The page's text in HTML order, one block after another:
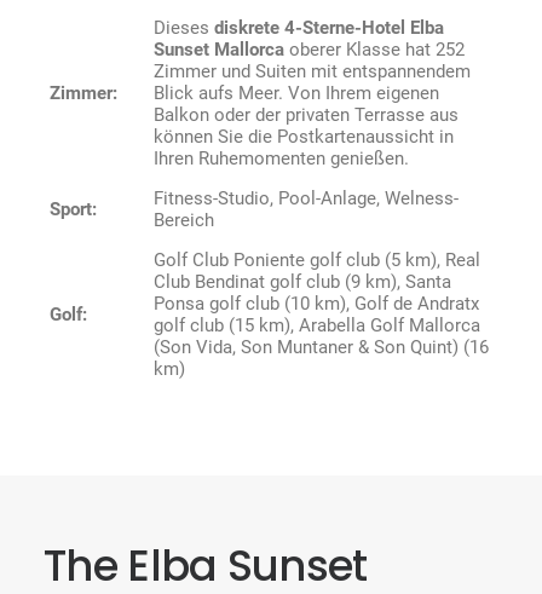
Zimmer:
Dieses diskrete 4-Sterne-Hotel Elba
Sunset Mallorca oberer Klasse hat 252
Zimmer und Suiten mit entspannendem
Blick aufs Meer. Von Ihrem eigenen
Balkon oder der privaten Terrasse aus
können Sie die Postkartenaussicht in
Ihren Ruhemomenten genießen.
Sport:
Fitness-Studio, Pool-Anlage, Welness-
Bereich
Golf:
Golf Club Poniente golf club (5 km), Real
Club Bendinat golf club (9 km), Santa
Ponsa golf club (10 km), Golf de Andratx
golf club (15 km), Arabella Golf Mallorca
(Son Vida, Son Muntaner & Son Quint) (16
km)
The Elba Sunset